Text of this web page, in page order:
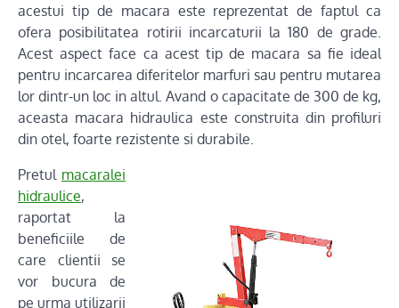
acestui tip de macara este reprezentat de faptul ca
ofera posibilitatea rotirii incarcaturii la 180 de grade.
Acest aspect face ca acest tip de macara sa fie ideal
pentru incarcarea diferitelor marfuri sau pentru mutarea
lor dintr-un loc in altul. Avand o capacitate de 300 de kg,
aceasta macara hidraulica este construita din profiluri
din otel, foarte rezistente si durabile.
Pretul macaralei
hidraulice,
raportat la
beneficiile de
care clientii se
vor bucura de
pe urma utilizarii